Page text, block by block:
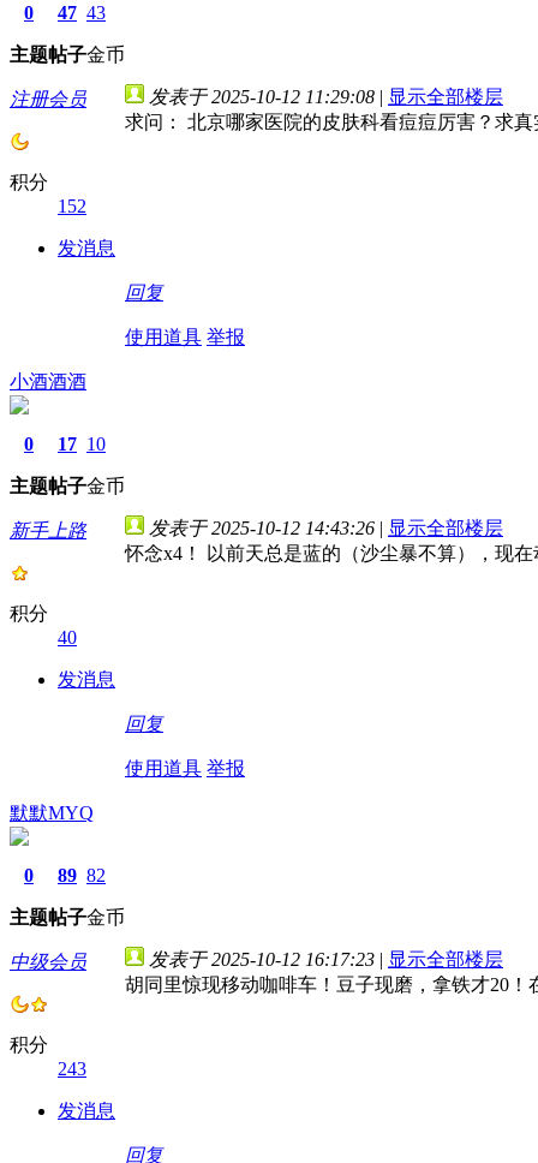
0
主题
47
帖子
43
金币
注册会员
积分
152
发消息
发表于 2025-10-12 11:29:08 | 显示全部楼层
求问： 北京哪家医院的皮肤科看痘痘厉害？求
回复
使用道具 举报
小酒酒酒
0
主题
17
帖子
10
金币
新手上路
积分
40
发消息
发表于 2025-10-12 14:43:26 | 显示全部楼层
怀念x4！ 以前天总是蓝的（沙尘暴不算），现
回复
使用道具 举报
默默MYQ
0
主题
89
帖子
82
金币
中级会员
积分
243
发消息
发表于 2025-10-12 16:17:23 | 显示全部楼层
胡同里惊现移动咖啡车！豆子现磨，拿铁才20
回复